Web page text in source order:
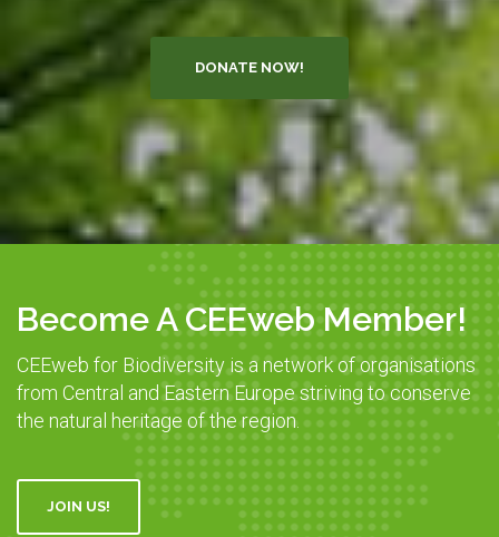
DONATE NOW!
Become A CEEweb Member!
CEEweb for Biodiversity is a network of organisations
from Central and Eastern Europe striving to conserve
the natural heritage of the region.
JOIN US!